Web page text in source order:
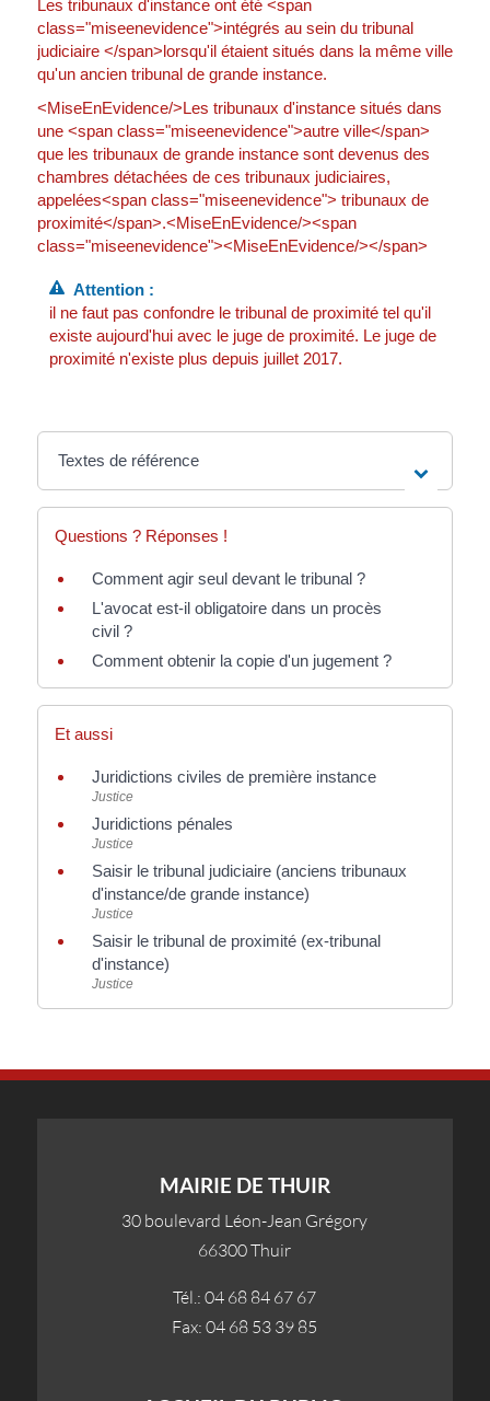
Les tribunaux d'instance ont été <span
class="miseenevidence">intégrés au sein du tribunal
judiciaire </span>lorsqu'il étaient situés dans la même ville
qu'un ancien tribunal de grande instance.
<MiseEnEvidence/>Les tribunaux d'instance situés dans
une <span class="miseenevidence">autre ville</span>
que les tribunaux de grande instance sont devenus des
chambres détachées de ces tribunaux judiciaires,
appelées<span class="miseenevidence"> tribunaux de
proximité</span>.<MiseEnEvidence/><span
class="miseenevidence"><MiseEnEvidence/></span>
Attention :
il ne faut pas confondre le tribunal de proximité tel qu'il
existe aujourd'hui avec le juge de proximité. Le juge de
proximité n'existe plus depuis juillet 2017.
Textes de référence
Questions ? Réponses !
Comment agir seul devant le tribunal ?
L'avocat est-il obligatoire dans un procès
civil ?
Comment obtenir la copie d'un jugement ?
Et aussi
Juridictions civiles de première instance
Justice
Juridictions pénales
Justice
Saisir le tribunal judiciaire (anciens tribunaux
d'instance/de grande instance)
Justice
Saisir le tribunal de proximité (ex-tribunal
d'instance)
Justice
MAIRIE DE THUIR
30 boulevard Léon-Jean Grégory
66300 Thuir
Tél.: 04 68 84 67 67
Fax: 04 68 53 39 85